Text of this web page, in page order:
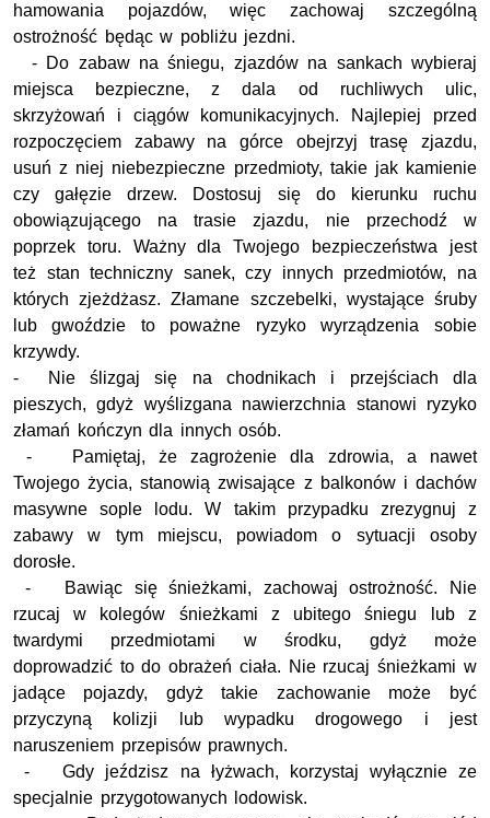
hamowania pojazdów, więc zachowaj szczególną
ostrożność będąc w pobliżu jezdni.
- Do zabaw na śniegu, zjazdów na sankach wybieraj
miejsca bezpieczne, z dala od ruchliwych ulic,
skrzyżowań i ciągów komunikacyjnych. Najlepiej przed
rozpoczęciem zabawy na górce obejrzyj trasę zjazdu,
usuń z niej niebezpieczne przedmioty, takie jak kamienie
czy gałęzie drzew. Dostosuj się do kierunku ruchu
obowiązującego na trasie zjazdu, nie przechodź w
poprzek toru. Ważny dla Twojego bezpieczeństwa jest
też stan techniczny sanek, czy innych przedmiotów, na
których zjeżdżasz. Złamane szczebelki, wystające śruby
lub gwoździe to poważne ryzyko wyrządzenia sobie
krzywdy.
- Nie ślizgaj się na chodnikach i przejściach dla
pieszych, gdyż wyślizgana nawierzchnia stanowi ryzyko
złamań kończyn dla innych osób.
- Pamiętaj, że zagrożenie dla zdrowia, a nawet
Twojego życia, stanowią zwisające z balkonów i dachów
masywne sople lodu. W takim przypadku zrezygnuj z
zabawy w tym miejscu, powiadom o sytuacji osoby
dorosłe.
- Bawiąc się śnieżkami, zachowaj ostrożność. Nie
rzucaj w kolegów śnieżkami z ubitego śniegu lub z
twardymi przedmiotami w środku, gdyż może
doprowadzić to do obrażeń ciała. Nie rzucaj śnieżkami w
jadące pojazdy, gdyż takie zachowanie może być
przyczyną kolizji lub wypadku drogowego i jest
naruszeniem przepisów prawnych.
- Gdy jeździsz na łyżwach, korzystaj wyłącznie ze
specjalnie przygotowanych lodowisk.